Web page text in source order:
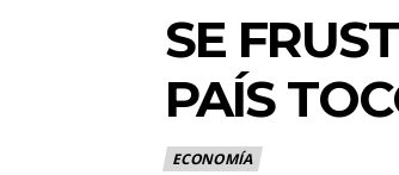
SE
PAÍS
ECONOMÍA